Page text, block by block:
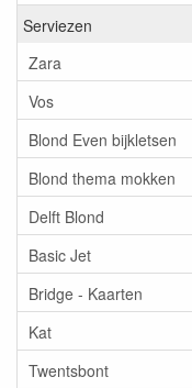
Serviezen
Zara
Vos
Blond Even bijkletsen
Blond thema mokken
Delft Blond
Basic Jet
Bridge - Kaarten
Kat
Twentsbont